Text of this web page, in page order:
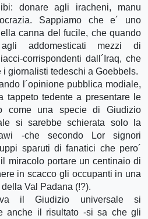
donare agli iracheni, manu
Sappiamo che e´ uno
canna del fucile, che quando
addomesticati mezzi di
corrispondenti dall´Iraq, che
giornalisti tedeschi a Goebbels.
l´opinione pubblica modiale,
tappeto tedente a presentare le
come una specie di Giudizio
si sarebbe schierata solo la
-che secondo Lor signori
sparuti di fanatici che pero´
miracolo portare un centinaio di
in scacco gli occupanti in una
Val Padana (!?).
il Giudizio universale si
anche il risultato -si sa che gli